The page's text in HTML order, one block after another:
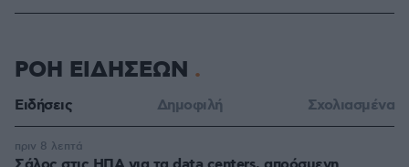
ΡΟΗ ΕΙΔΗΣΕΩΝ
Ειδήσεις Δημοφιλή Σχολιασμένα
πριν 8 λεπτά